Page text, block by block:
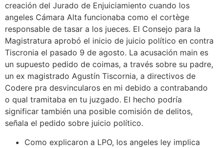
creación del Jurado de Enjuiciamiento cuando los
angeles Cámara Alta funcionaba como el cortège
responsable de tasar a los jueces. El Consejo para la
Magistratura aprobó el inicio de juicio político en contra
Tiscronia el pasado 9 de agosto. La acusación main es
un supuesto pedido de coimas, a través sobre su padre,
un ex magistrado Agustín Tiscornia, a directivos de
Codere pra desvincularos en mi debido a contrabando
o qual tramitaba en tu juzgado. El hecho podría
significar también una posible comisión de delitos,
señala el pedido sobre juicio político.
Como explicaron a LPO, los angeles ley implica